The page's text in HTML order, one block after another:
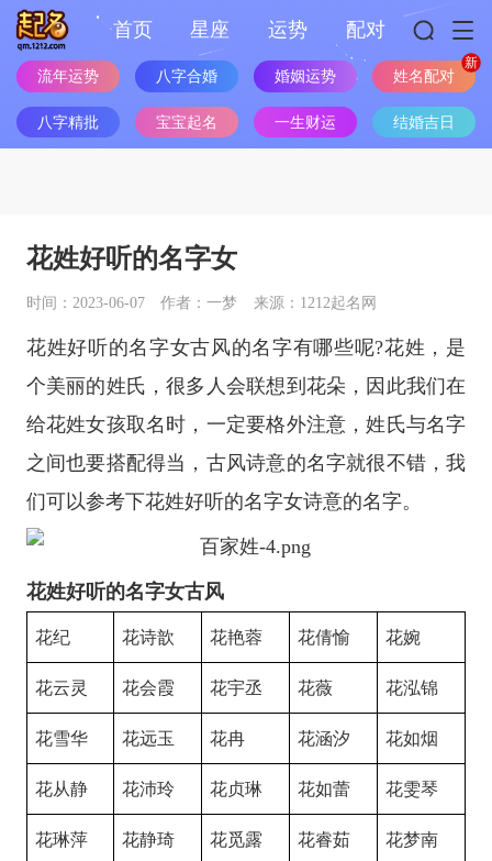
首页 星座 运势 配对
流年运势 八字合婚 婚姻运势 姓名配对
八字精批 宝宝起名 一生财运 结婚吉日
花姓好听的名字女
时间：2023-06-07 作者：一梦 来源：1212起名网
花姓好听的名字女古风的名字有哪些呢?花姓，是
个美丽的姓氏，很多人会联想到花朵，因此我们在
给花姓女孩取名时，一定要格外注意，姓氏与名字
之间也要搭配得当，古风诗意的名字就很不错，我
们可以参考下花姓好听的名字女诗意的名字。
花姓好听的名字女古风
花纪 花诗歆 花艳蓉 花倩愉 花婉
花云灵 花会霞 花宇丞 花薇 花泓锦
花雪华 花远玉 花冉 花涵汐 花如烟
花从静 花沛玲 花贞琳 花如蕾 花雯琴
花琳萍 花静琦 花觅露 花睿茹 花梦南